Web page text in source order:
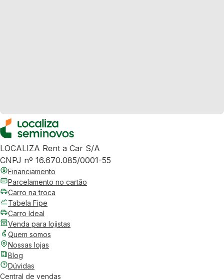
LOCALIZA Rent a Car S/A
CNPJ nº 16.670.085/0001-55
Financiamento
Parcelamento no cartão
Carro na troca
Tabela Fipe
Carro Ideal
Venda para lojistas
Quem somos
Nossas lojas
Blog
Dúvidas
Central de vendas